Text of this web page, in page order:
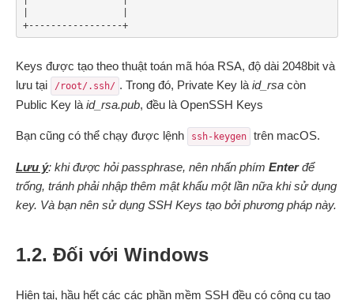
+-----------------+
Keys được tạo theo thuật toán mã hóa RSA, độ dài 2048bit và
lưu tại
/root/.ssh/ . Trong đó, Private Key là id_rsa còn
Public Key là id_rsa.pub, đều là OpenSSH Keys
Bạn cũng có thể chạy được lệnh ssh-keygen trên macOS.
Lưu ý: khi được hỏi passphrase, nên nhấn phím Enterđể
trống, tránh phải nhập thêm mật khẩu một lần nữa khi sử dụng
key. Và bạn nên sử dụng SSH Keys tạo bởi phương pháp này.
1.2. Đối với Windows
Hiện tại, hầu hết các các phần mềm SSH đều có công cụ tạo